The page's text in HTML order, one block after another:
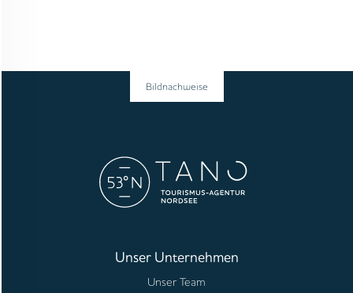
Bildnachweise
Unser Unternehmen
Unser Team